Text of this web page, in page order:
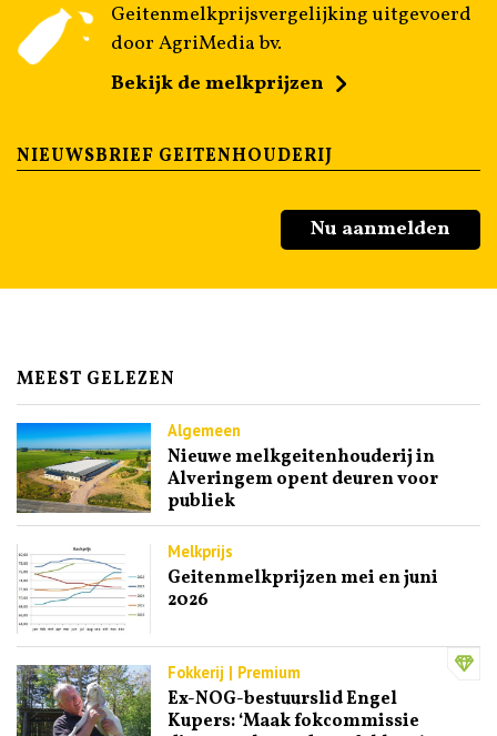
Geitenmelkprijsvergelijking uitgevoerd
door AgriMedia bv.
Bekijk de melkprijzen
NIEUWSBRIEF GEITENHOUDERIJ
Nu aanmelden
MEEST GELEZEN
Algemeen
Nieuwe melkgeitenhouderij in
Alveringem opent deuren voor
publiek
Melkprijs
Geitenmelkprijzen mei en juni
2026
Fokkerij | Premium
Ex-NOG-bestuurslid Engel
Kupers: ‘Maak fokcommissie